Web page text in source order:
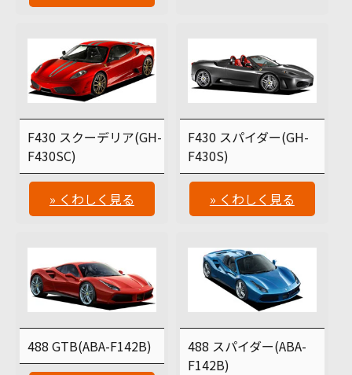
F430 スクーデリア(GH-
F430SC)
» くわしく見る
F430 スパイダー(GH-
F430S)
» くわしく見る
488 GTB(ABA-F142B)
488 スパイダー(ABA-
F142B)